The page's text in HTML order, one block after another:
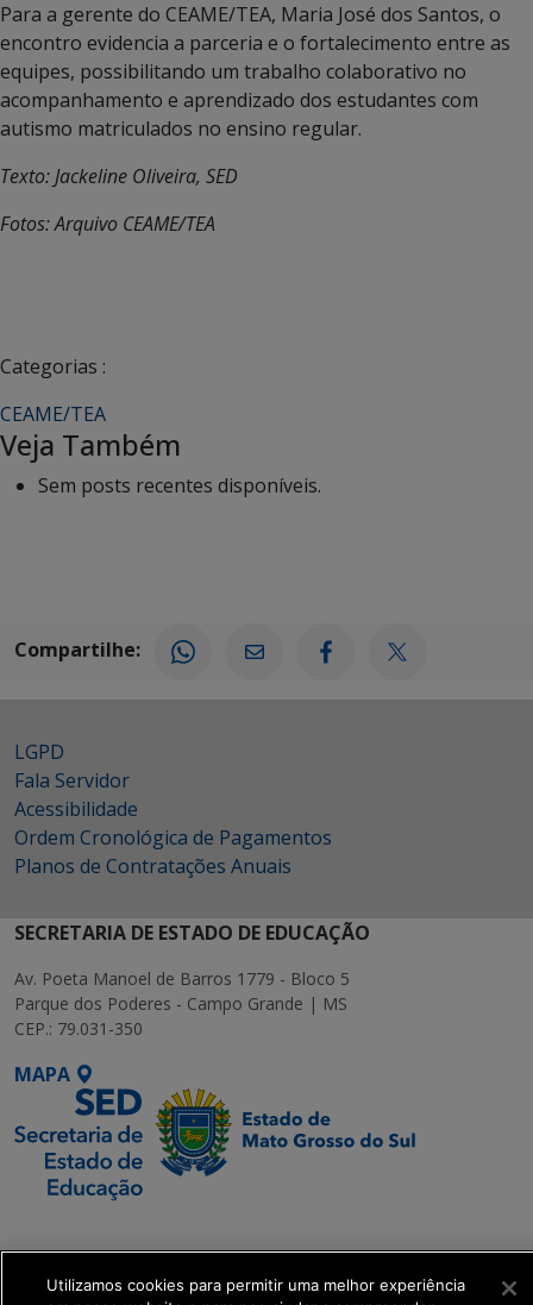
Para a gerente do CEAME/TEA, Maria José dos Santos, o
encontro evidencia a parceria e o fortalecimento entre as
equipes, possibilitando um trabalho colaborativo no
acompanhamento e aprendizado dos estudantes com
autismo matriculados no ensino regular.
Texto: Jackeline Oliveira, SED
Fotos: Arquivo CEAME/TEA
Categorias :
CEAME/TEA
Veja Também
Sem posts recentes disponíveis.
Compartilhe:
LGPD
Fala Servidor
Acessibilidade
Ordem Cronológica de Pagamentos
Planos de Contratações Anuais
SECRETARIA DE ESTADO DE EDUCAÇÃO
Av. Poeta Manoel de Barros 1779 - Bloco 5
Parque dos Poderes - Campo Grande | MS
CEP.: 79.031-350
MAPA
Executiva de
Transformação Digital
Utilizamos cookies para permitir uma melhor experiência